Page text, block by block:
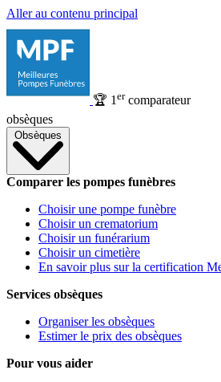
Aller au contenu principal
🏆 1 ercomparateur
obsèques
Obsèques
Comparer les pompes funèbres
Choisir une pompe funèbre
Choisir un crematorium
Choisir un funérarium
Choisir un cimetière
En savoir plus sur la certification
Services obsèques
Organiser les obsèques
Estimer le prix des obsèques
Pour vous aider